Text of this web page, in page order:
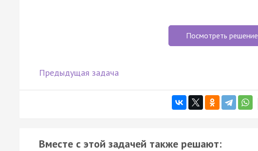
Посмотреть решение
Предыдущая задача
Вместе с этой задачей также решают: